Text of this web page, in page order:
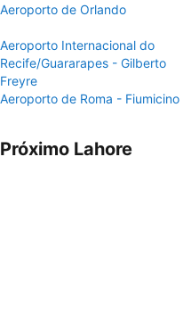
Aeroporto de Orlando
Aeroporto Internacional do
Recife/Guararapes - Gilberto
Freyre
Aeroporto de Roma - Fiumicino
Próximo Lahore